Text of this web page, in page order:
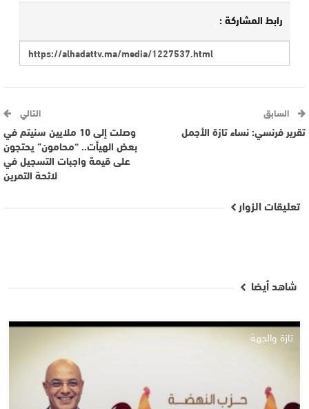
رابط المشاركة :
السابق
تقرير فرنسي: نساء تازة الأجمل
التالي
وصلت إلى 10 ملايين سنيتم في
بعض الهيأت.. “محامون” يحتجون
على قيمة واجبات التسجيل في
لائحة التمرين
تعليقات الزوار
شاهد أيضا
تازة والجهة